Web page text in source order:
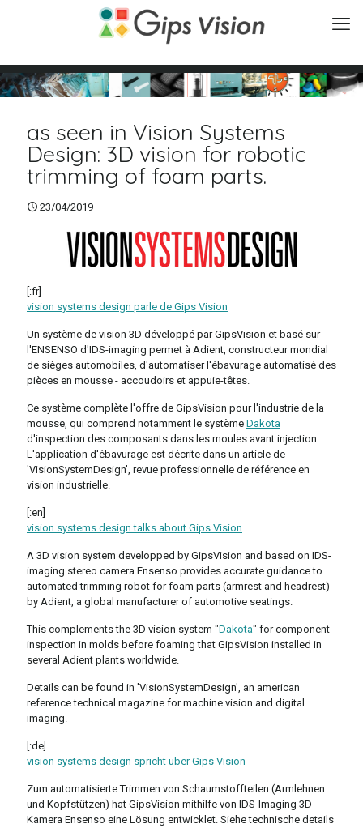
as seen in Vision Systems
Design: 3D vision for robotic
trimming of foam parts.
23/04/2019
[:fr]
vision systems design parle de Gips Vision
Un système de vision 3D développé par GipsVision et basé sur
l'ENSENSO d'IDS-imaging permet à Adient, constructeur mondial
de sièges automobiles, d'automatiser l'ébavurage automatisé des
pièces en mousse - accoudoirs et appuie-têtes.
Ce système complète l'offre de GipsVision pour l'industrie de la
mousse, qui comprend notamment le système Dakota
d'inspection des composants dans les moules avant injection.
L'application d'ébavurage est décrite dans un article de
'VisionSystemDesign', revue professionnelle de référence en
vision industrielle.
[:en]
vision systems design talks about Gips Vision
A 3D vision system developped by GipsVision and based on IDS-
imaging stereo camera Ensenso provides accurate guidance to
automated trimming robot for foam parts (armrest and headrest)
by Adient, a global manufacturer of automotive seatings.
This complements the 3D vision system "Dakota" for component
inspection in molds before foaming that GipsVision installed in
several Adient plants worldwide.
Details can be found in 'VisionSystemDesign', an american
reference technical magazine for machine vision and digital
imaging.
[:de]
vision systems design spricht über Gips Vision
Zum automatisierte Trimmen von Schaumstoffteilen (Armlehnen
und Kopfstützen) hat GipsVision mithilfe von IDS-Imaging 3D-
Kamera Ensenso eine Lösung entwicklet. Siehe technische details